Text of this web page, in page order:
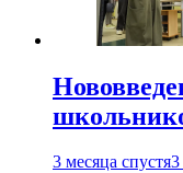
3 месяца спустя3